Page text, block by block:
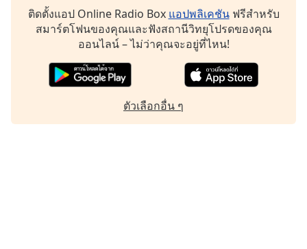
ติดตั้งแอป Online Radio Box แอปพลิเคชันฟรีสำหรับ
สมาร์ตโฟนของคุณและฟังสถานีวิทยุโปรดของคุณ
ออนไลน์ – ไม่ว่าคุณจะอยู่ที่ไหน!
ตัวเลือกอื่น ๆ